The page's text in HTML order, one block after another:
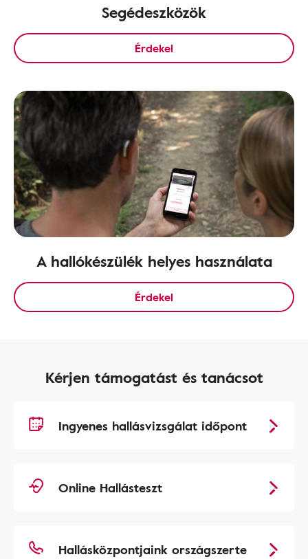
Segédeszközök
Érdekel
A hallókészülék helyes használata
Érdekel
Kérjen támogatást és tanácsot
Ingyenes hallásvizsgálat időpont
Online Hallásteszt
Hallásközpontjaink országszerte